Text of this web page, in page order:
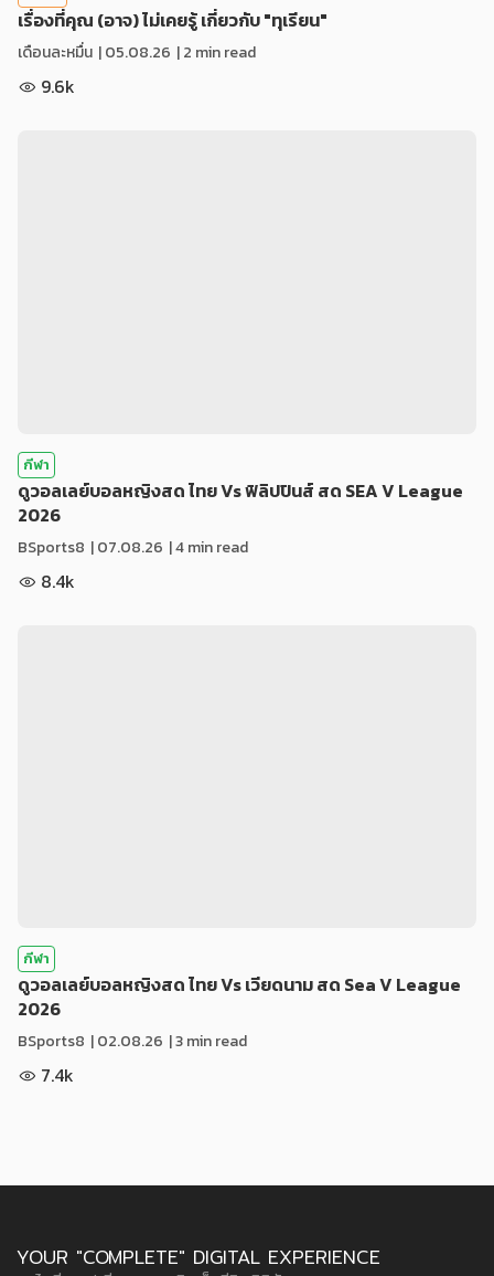
เรื่องที่คุณ (อาจ) ไม่เคยรู้ เกี่ยวกับ "ทุเรียน"
เดือนละหมื่น |05.08.26 | 2 min read
9.6k
กีฬา
ดูวอลเลย์บอลหญิงสด ไทย Vs ฟิลิปปินส์ สด SEA V League
2026
BSports8 |07.08.26 | 4 min read
8.4k
กีฬา
ดูวอลเลย์บอลหญิงสด ไทย Vs เวียดนาม สด Sea V League
2026
BSports8 |02.08.26 | 3 min read
7.4k
YOUR "COMPLETE" DIGITAL EXPERIENCE